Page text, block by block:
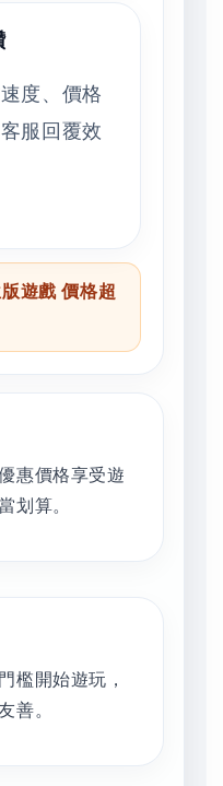
度、價格
服回覆效
遊戲 價格超
惠價格享受遊
划算。
檻開始遊玩，
善。